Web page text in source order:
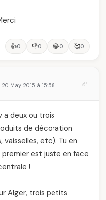
👍0 👎0 😂0 🥰0
20 May 2015 à 15:58
a deux ou trois
de décoration
vaisselles, etc). Tu en
premier est juste en face
!
Alger, trois petits